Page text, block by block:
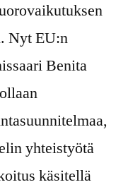
Nyt EU:n
Benita
yhteistyötä
käsitellä